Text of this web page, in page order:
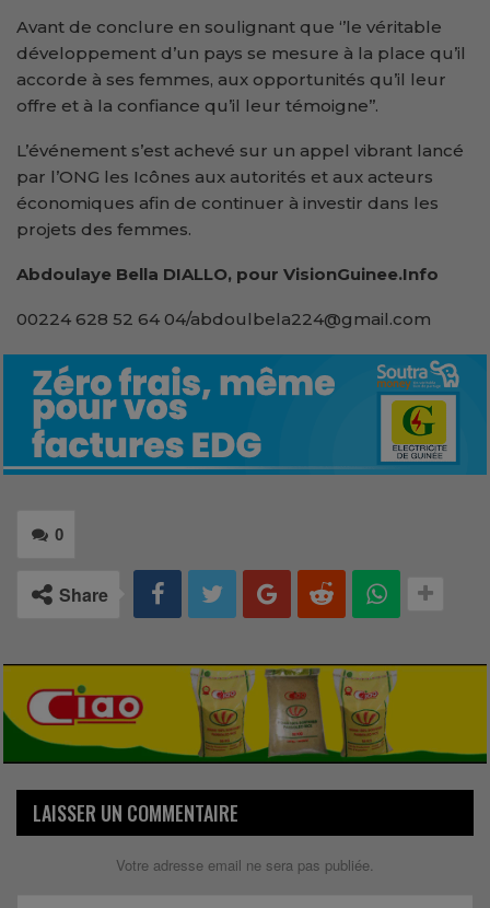
Avant de conclure en soulignant que ‘’le véritable
développement d’un pays se mesure à la place qu’il
accorde à ses femmes, aux opportunités qu’il leur
offre et à la confiance qu’il leur témoigne’’.
L’événement s’est achevé sur un appel vibrant lancé
par l’ONG les Icônes aux autorités et aux acteurs
économiques afin de continuer à investir dans les
projets des femmes.
Abdoulaye Bella DIALLO, pour VisionGuinee.Info
00224 628 52 64 04/abdoulbela224@gmail.com
0
Share
LAISSER UN COMMENTAIRE
Votre adresse email ne sera pas publiée.